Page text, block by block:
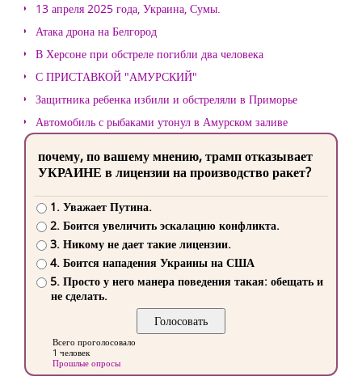
13 апреля 2025 года, Украина, Сумы.
Атака дрона на Белгород
В Херсоне при обстреле погибли два человека
С ПРИСТАВКОЙ "АМУРСКИЙ"
Защитника ребенка избили и обстреляли в Приморье
Автомобиль с рыбаками утонул в Амурском заливе
почему, по вашему мнению, трамп отказывает
УКРАИНЕ в лицензии на производство ракет?
1. Уважает Путина.
2. Боится увеличить эскалацию конфликта.
3. Никому не дает такие лицензии.
4. Боится нападения Украины на США
5. Просто у него манера поведения такая: обещать и
не сделать.
Всего проголосовало
1 человек
Прошлые опросы